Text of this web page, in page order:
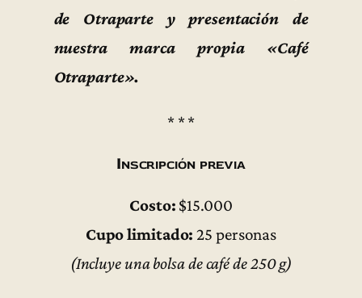
de Otraparte y presentación de
nuestra marca propia «Café
Otraparte».
* * *
Inscripción previa
Costo: $15.000
Cupo limitado: 25 personas
(Incluye una bolsa de café de 250 g)